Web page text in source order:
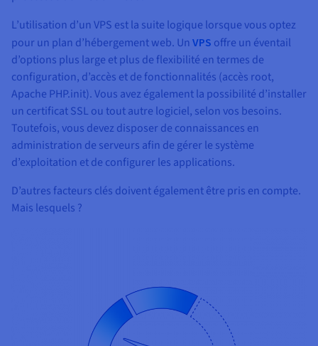
L’utilisation d’un VPS est la suite logique lorsque vous optez
pour un plan d’hébergement web. Un VPS offre un éventail
d’options plus large et plus de flexibilité en termes de
configuration, d’accès et de fonctionnalités (accès root,
Apache PHP.init). Vous avez également la possibilité d’installer
un certificat SSL ou tout autre logiciel, selon vos besoins.
Toutefois, vous devez disposer de connaissances en
administration de serveurs afin de gérer le système
d’exploitation et de configurer les applications.
D’autres facteurs clés doivent également être pris en compte.
Mais lesquels ?